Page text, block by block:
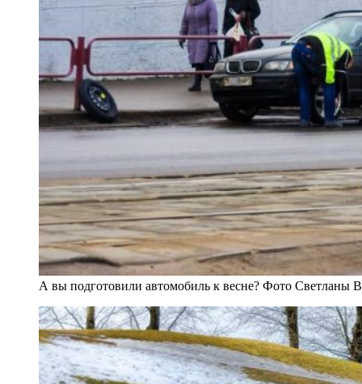
А вы подготовили автомобиль к весне? Фото Светланы